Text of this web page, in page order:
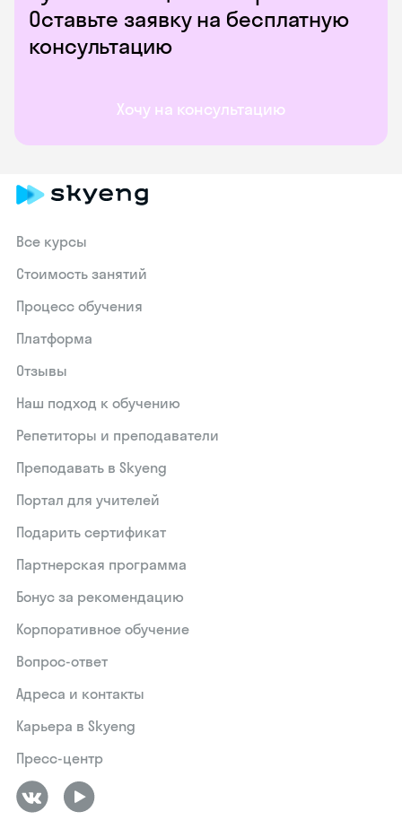
Оставьте заявку на бесплатную
консультацию
Хочу на консультацию
Все курсы
Стоимость занятий
Процесс обучения
Платформа
Отзывы
Наш подход к обучению
Репетиторы и преподаватели
Преподавать в Skyeng
Портал для учителей
Подарить сертификат
Партнерская программа
Бонус за рекомендацию
Корпоративное обучение
Вопрос-ответ
Адреса и контакты
Карьера в Skyeng
Пресс-центр